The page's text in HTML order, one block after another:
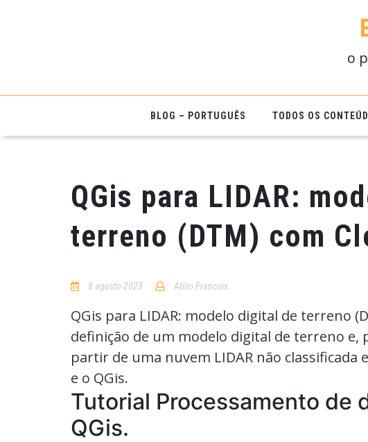
o
BLOG – PORTUGUÊS TODOS OS
QGis para LIDAR:
terreno (DTM) com
8 agosto 2023 Atilio Francois
QGis para LIDAR: modelo digital de terreno
definição de um modelo digital de terreno e,
partir de uma nuvem LIDAR não classificada
e o QGis.
Tutorial Processamento de
QGis.